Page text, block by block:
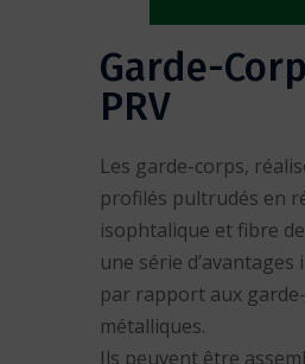
Garde-
PRV
Les garde-corps,
profilés pultrudés en
isophtalique et fibre
une série
par rapport aux
métalliques.
Ils peuvent être